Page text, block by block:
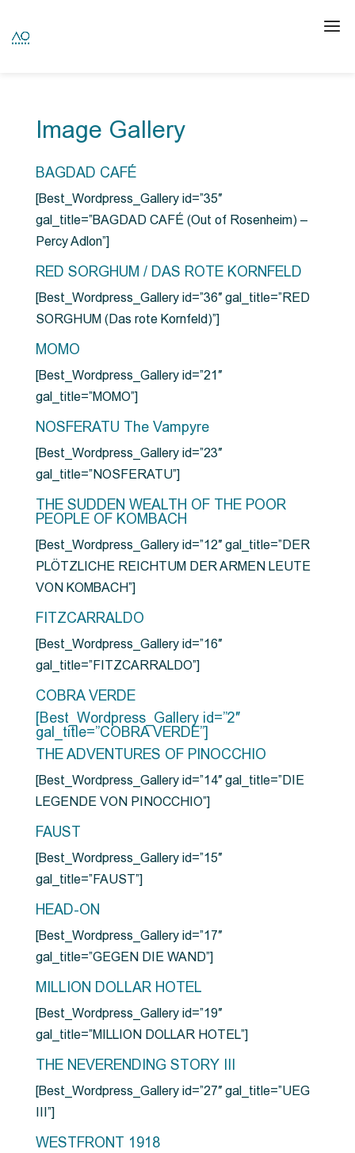
Image Gallery
BAGDAD CAFÉ
[Best_Wordpress_Gallery id=”35″
gal_title=”BAGDAD CAFÉ (Out of Rosenheim) –
Percy Adlon”]
RED SORGHUM / DAS ROTE KORNFELD
[Best_Wordpress_Gallery id=”36″ gal_title=”RED
SORGHUM (Das rote Kornfeld)”]
MOMO
[Best_Wordpress_Gallery id=”21″
gal_title=”MOMO”]
NOSFERATU The Vampyre
[Best_Wordpress_Gallery id=”23″
gal_title=”NOSFERATU”]
THE SUDDEN WEALTH OF THE POOR
PEOPLE OF KOMBACH
[Best_Wordpress_Gallery id=”12″ gal_title=”DER
PLÖTZLICHE REICHTUM DER ARMEN LEUTE
VON KOMBACH”]
FITZCARRALDO
[Best_Wordpress_Gallery id=”16″
gal_title=”FITZCARRALDO”]
COBRA VERDE
[Best_Wordpress_Gallery id=”2″
gal_title=”COBRA VERDE”]
THE ADVENTURES OF PINOCCHIO
[Best_Wordpress_Gallery id=”14″ gal_title=”DIE
LEGENDE VON PINOCCHIO”]
FAUST
[Best_Wordpress_Gallery id=”15″
gal_title=”FAUST”]
HEAD-ON
[Best_Wordpress_Gallery id=”17″
gal_title=”GEGEN DIE WAND”]
MILLION DOLLAR HOTEL
[Best_Wordpress_Gallery id=”19″
gal_title=”MILLION DOLLAR HOTEL”]
THE NEVERENDING STORY III
[Best_Wordpress_Gallery id=”27″ gal_title=”UEG
III”]
WESTFRONT 1918